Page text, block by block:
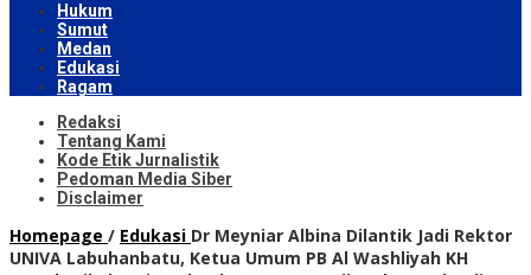
Hukum
Sumut
Medan
Edukasi
Ragam
Redaksi
Tentang Kami
Kode Etik Jurnalistik
Pedoman Media Siber
Disclaimer
Homepage / Edukasi Dr Meyniar Albina Dilantik Jadi Rektor
UNIVA Labuhanbatu, Ketua Umum PB Al Washliyah KH